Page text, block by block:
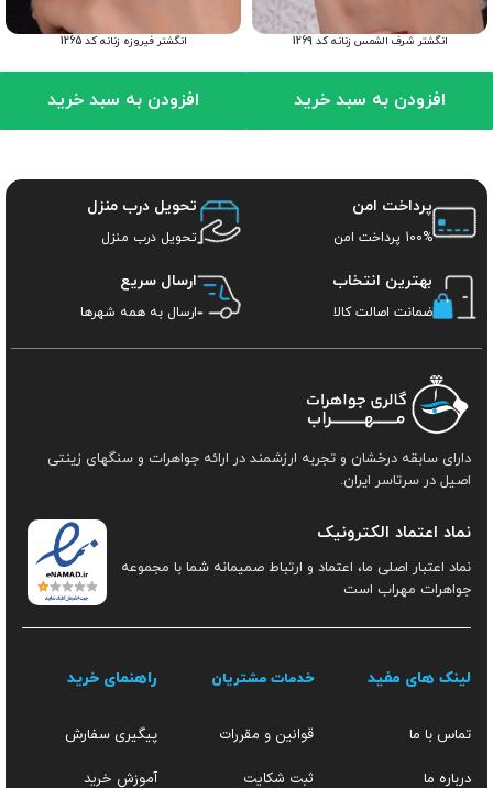
انگشتر شرف الشمس زنانه کد 1269
افزودن به سبد خرید
انگشتر فیروزه زنانه کد 1265
افزودن به سبد خرید
پرداخت امن
100% پرداخت امن
تحویل درب منزل
تحویل درب منزل
بهترین انتخاب
ضمانت اصالت کالا
ارسال سریع
ارسال به همه شهرها
دارای سابقه درخشان و تجربه ارزشمند در ارائه جواهرات و سنگهای زینتی
اصیل در سرتاسر ایران.
نماد اعتماد الکترونیک
نماد اعتبار اصلی ما، اعتماد و ارتباط صمیمانه شما با مجموعه
جواهرات مهراب است
لینک های مفید
تماس با ما
درباره ما
خدمات مشتریان
قوانین و مقررات
ثبت شکایت
راهنمای خرید
پیگیری سفارش
آموزش خرید